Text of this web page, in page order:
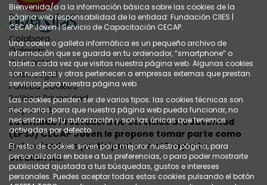
Colabora
Galerías
Contacto
Aviso Legal
Política Cookies
Política Privacidad
Mapa web
La Entidad Prestadora de Servicios a la Juventud
(EPSJ) CECAP Joven le propone tomar parte como
patrocinador o participante en el Proyecto
DIVERSITAS.
Bienvenida/o a la información básica sobre las cookies de la
página web responsabilidad de la entidad: Fundación CIIES |
CECAP Joven | Servicio de Capacitación CECAP.
Una cookie o galleta informática es un pequeño archivo de
información que se guarda en tu ordenador, “smartphone” o
tableta cada vez que visitas nuestra página web. Algunas cookies
son nuestras y otras pertenecen a empresas externas que prestan
servicios para nuestra página web.
Las cookies pueden ser de varios tipos: las cookies técnicas son
necesarias para que nuestra página web pueda funcionar, no
necesitan de tu autorización y son las únicas que tenemos
activadas por defecto.
El resto de cookies sirven para mejorar nuestra página, para
personalizarla en base a tus preferencias, o para poder mostrarte
publicidad ajustada a tus búsquedas, gustos e intereses
personales. Puedes aceptar todas estas cookies pulsando el botón